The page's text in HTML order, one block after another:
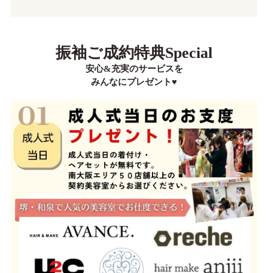
振袖ご成約特典Special
安心&充実のサービスを
みんなにプレゼント♥